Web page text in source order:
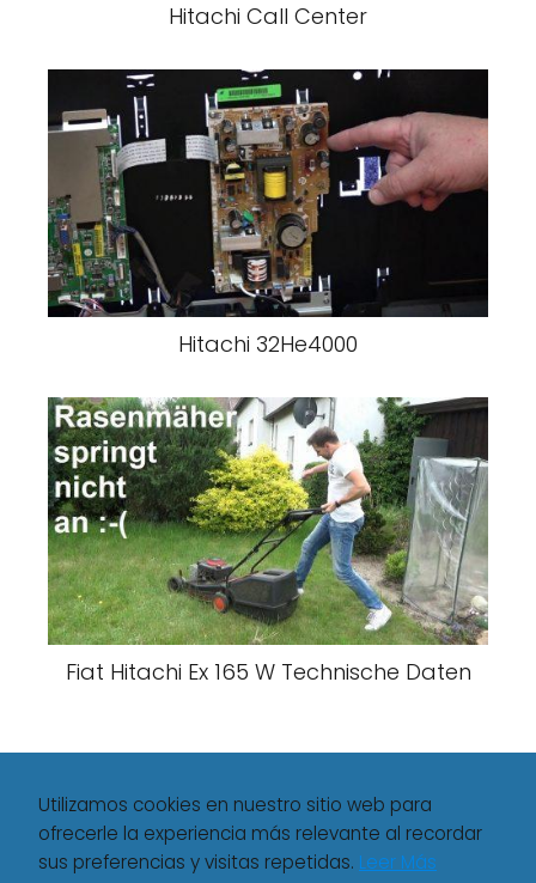
Hitachi Call Center
Hitachi 32He4000
Fiat Hitachi Ex 165 W Technische Daten
Utilizamos cookies en nuestro sitio web para
ofrecerle la experiencia más relevante al recordar
sus preferencias y visitas repetidas. Leer Más